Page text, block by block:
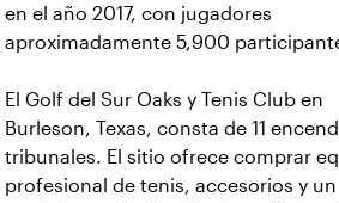
en el año 2017, con jugadores
aproximadamente 5,900
El Golf del Sur Oaks y Tenis Club en
Burleson, Texas, consta de 11
tribunales. El sitio ofrece comprar
profesional de tenis, accesorios y un